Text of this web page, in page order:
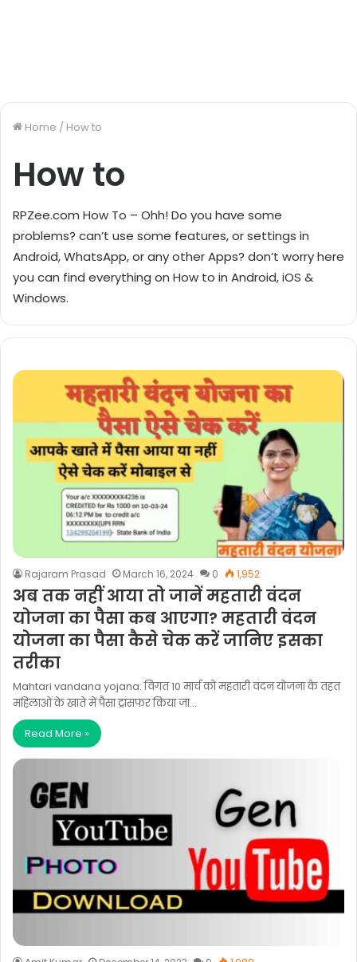
Home / How to
How to
RPZee.com How To – Ohh! Do you have some
problems? can’t use some features, or settings in
Android, WhatsApp, or any other Apps? don’t worry here
you can find everything on How to in Android, iOS &
Windows.
Rajaram Prasad March 16, 2024 0 1,952
अब तक नहीं आया तो जानें महतारी वंदन
योजना का पैसा कब आएगा? महतारी वंदन
योजना का पैसा कैसे चेक करें जानिए इसका
तरीका
Mahtari vandana yojana: विगत 10 मार्च को महतारी वंदन योजना के तहत
महिलाओं के खाते में पैसा ट्रांसफर किया जा…
Read More »